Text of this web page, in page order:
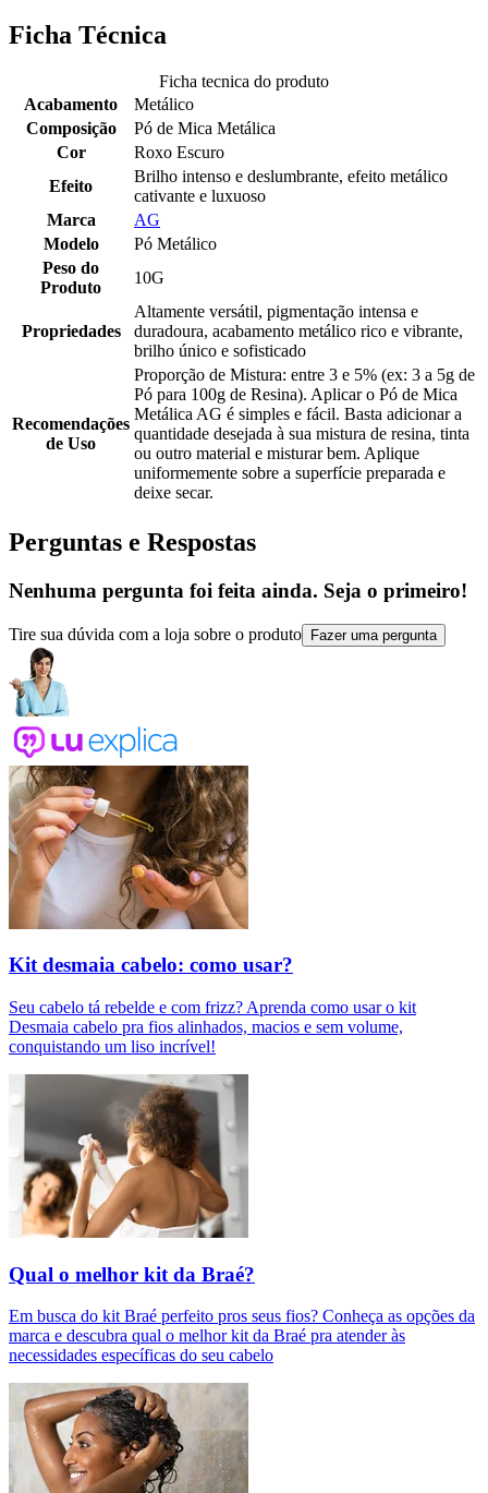
Ficha Técnica
Ficha tecnica do produto
Acabamento
Metálico
Composição
Pó de Mica Metálica
Cor
Roxo Escuro
Efeito
Brilho intenso e deslumbrante, efeito metálico
cativante e luxuoso
Marca
AG
Modelo
Pó Metálico
Peso do
Produto
10G
Propriedades
Altamente versátil, pigmentação intensa e
duradoura, acabamento metálico rico e vibrante,
brilho único e sofisticado
Recomendações
de Uso
Proporção de Mistura: entre 3 e 5% (ex: 3 a 5g de
Pó para 100g de Resina). Aplicar o Pó de Mica
Metálica AG é simples e fácil. Basta adicionar a
quantidade desejada à sua mistura de resina, tinta
ou outro material e misturar bem. Aplique
uniformemente sobre a superfície preparada e
deixe secar.
Perguntas e Respostas
Nenhuma pergunta foi feita ainda. Seja o primeiro!
Tire sua dúvida com a loja sobre o produto Fazer uma pergunta
Kit desmaia cabelo: como usar?
Seu cabelo tá rebelde e com frizz? Aprenda como usar o kit
Desmaia cabelo pra fios alinhados, macios e sem volume,
conquistando um liso incrível!
Qual o melhor kit da Braé?
Em busca do kit Braé perfeito pros seus fios? Conheça as opções da
marca e descubra qual o melhor kit da Braé pra atender às
necessidades específicas do seu cabelo